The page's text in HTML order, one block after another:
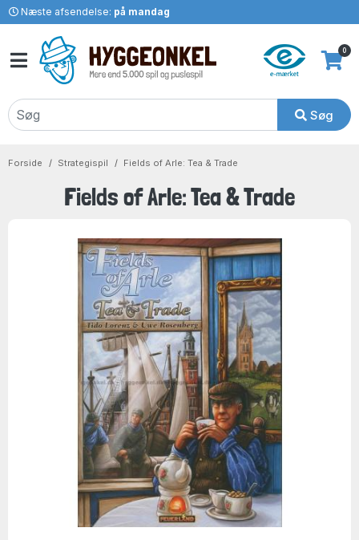
Næste afsendelse: på mandag
Søg
0
Forside Strategispil Fields of Arle: Tea & Trade
Fields of Arle: Tea & Trade